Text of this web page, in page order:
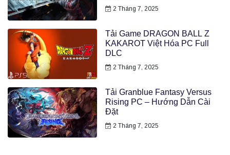
2 Tháng 7, 2025
Tải Game DRAGON BALL Z
KAKAROT Việt Hóa PC Full
DLC
2 Tháng 7, 2025
Tải Granblue Fantasy Versus
Rising PC – Hướng Dẫn Cài
Đặt
2 Tháng 7, 2025